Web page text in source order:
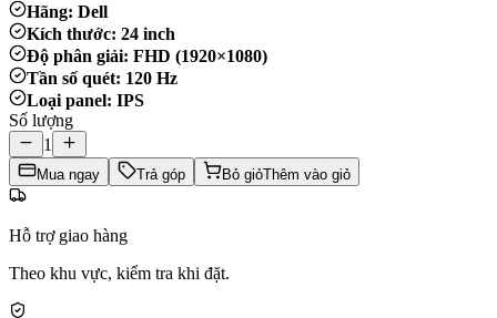
Hãng: Dell
Kích thước: 24 inch
Độ phân giải: FHD (1920×1080)
Tần số quét: 120 Hz
Loại panel: IPS
Số lượng
1
Mua ngay Trả góp Bỏ giỏThêm vào giỏ
Hỗ trợ giao hàng
Theo khu vực, kiểm tra khi đặt.